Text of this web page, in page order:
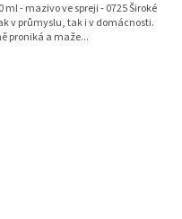
ml - mazivo ve spreji - 0725 Široké
v průmyslu, tak i v domácnosti.
proniká a maže...